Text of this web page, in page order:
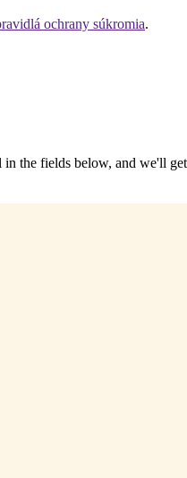
ochrany súkromia.
the fields below, and we'll